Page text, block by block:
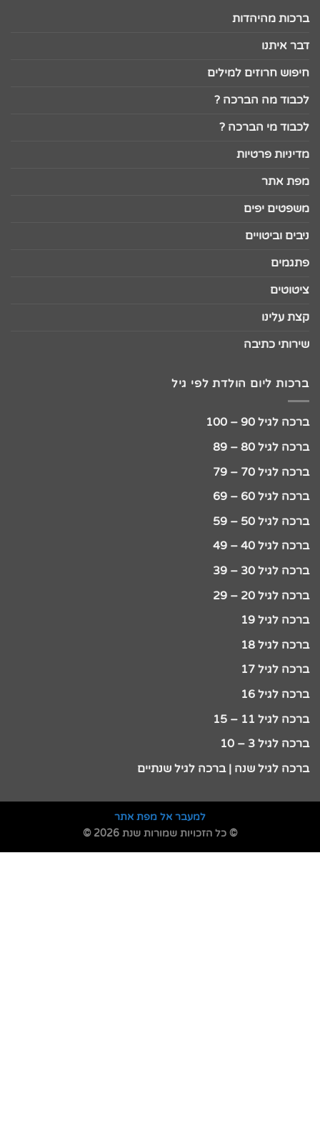
ברכות מהיהדות
דבר איתנו
חיפוש חרוזים למילים
לכבוד מה הברכה ?
לכבוד מי הברכה ?
מדיניות פרטיות
מפת אתר
משפטים יפים
ניבים וביטויים
פתגמים
ציטוטים
קצת עלינו
שירותי כתיבה
ברכות ליום הולדת לפי גיל
ברכה לגיל 90 – 100
ברכה לגיל 80 – 89
ברכה לגיל 70 – 79
ברכה לגיל 60 – 69
ברכה לגיל 50 – 59
ברכה לגיל 40 – 49
ברכה לגיל 30 – 39
ברכה לגיל 20 – 29
ברכה לגיל 19
ברכה לגיל 18
ברכה לגיל 17
ברכה לגיל 16
ברכה לגיל 11 – 15
ברכה לגיל 3 – 10
ברכה לגיל שנה | ברכה לגיל שנתיים
למעבר אל מפת אתר
© כל הזכויות שמורות שנת 2026 ©